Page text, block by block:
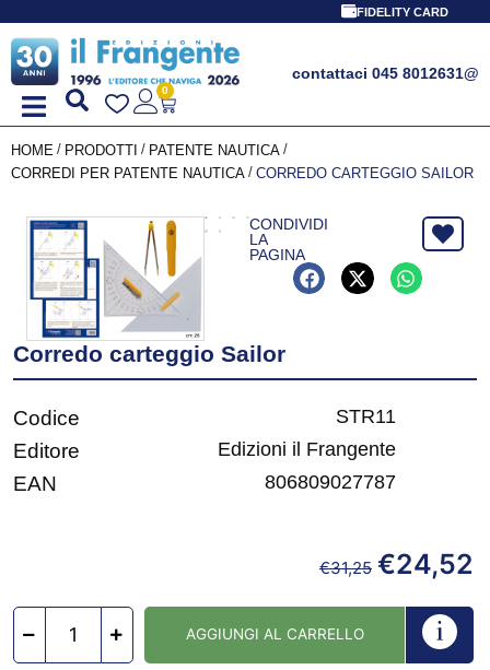
FIDELITY CARD
contattaci 045 8012631@
0
HOME / PRODOTTI / PATENTE NAUTICA /
CORREDI PER PATENTE NAUTICA / CORREDO CARTEGGIO SAILOR
CONDIVIDI
LA
PAGINA
Corredo carteggio Sailor
Codice STR11
Editore Edizioni il Frangente
EAN 806809027787
€31,25 €24,52
AGGIUNGI AL CARRELLO